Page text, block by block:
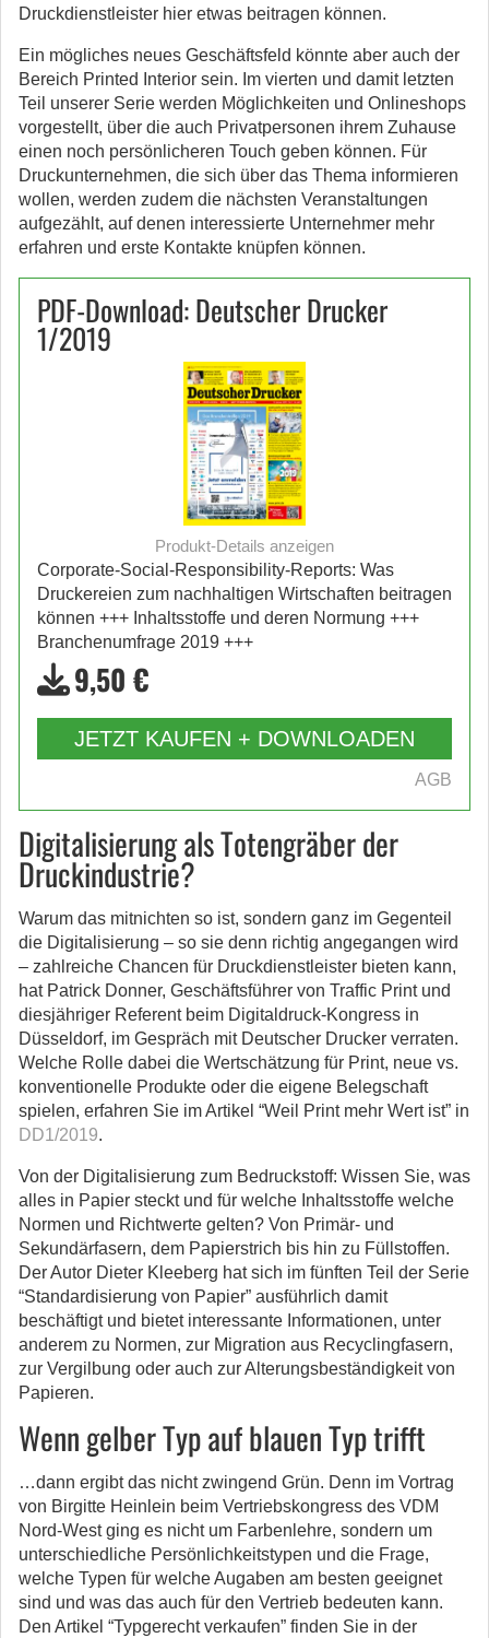
Druckdienstleister hier etwas beitragen können.
Ein mögliches neues Geschäftsfeld könnte aber auch der
Bereich Printed Interior sein. Im vierten und damit letzten
Teil unserer Serie werden Möglichkeiten und Onlineshops
vorgestellt, über die auch Privatpersonen ihrem Zuhause
einen noch persönlicheren Touch geben können. Für
Druckunternehmen, die sich über das Thema informieren
wollen, werden zudem die nächsten Veranstaltungen
aufgezählt, auf denen interessierte Unternehmer mehr
erfahren und erste Kontakte knüpfen können.
PDF-Download: Deutscher Drucker
1/2019
Produkt-Details anzeigen
Corporate-Social-Responsibility-Reports: Was
Druckereien zum nachhaltigen Wirtschaften beitragen
können +++ Inhaltsstoffe und deren Normung +++
Branchenumfrage 2019 +++
9,50 €
JETZT KAUFEN + DOWNLOADEN
AGB
Digitalisierung als Totengräber der
Druckindustrie?
Warum das mitnichten so ist, sondern ganz im Gegenteil
die Digitalisierung – so sie denn richtig angegangen wird
– zahlreiche Chancen für Druckdienstleister bieten kann,
hat Patrick Donner, Geschäftsführer von Traffic Print und
diesjähriger Referent beim Digitaldruck-Kongress in
Düsseldorf, im Gespräch mit Deutscher Drucker verraten.
Welche Rolle dabei die Wertschätzung für Print, neue vs.
konventionelle Produkte oder die eigene Belegschaft
spielen, erfahren Sie im Artikel “Weil Print mehr Wert ist” in
DD1/2019.
Von der Digitalisierung zum Bedruckstoff: Wissen Sie, was
alles in Papier steckt und für welche Inhaltsstoffe welche
Normen und Richtwerte gelten? Von Primär- und
Sekundärfasern, dem Papierstrich bis hin zu Füllstoffen.
Der Autor Dieter Kleeberg hat sich im fünften Teil der Serie
“Standardisierung von Papier” ausführlich damit
beschäftigt und bietet interessante Informationen, unter
anderem zu Normen, zur Migration aus Recyclingfasern,
zur Vergilbung oder auch zur Alterungsbeständigkeit von
Papieren.
Wenn gelber Typ auf blauen Typ trifft
…dann ergibt das nicht zwingend Grün. Denn im Vortrag
von Birgitte Heinlein beim Vertriebskongress des VDM
Nord-West ging es nicht um Farbenlehre, sondern um
unterschiedliche Persönlichkeitstypen und die Frage,
welche Typen für welche Augaben am besten geeignet
sind und was das auch für den Vertrieb bedeuten kann.
Den Artikel “Typgerecht verkaufen” finden Sie in der